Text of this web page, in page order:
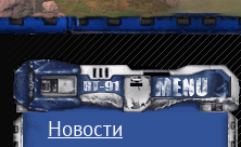
Новости